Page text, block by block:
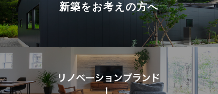
新築をお考えの方へ